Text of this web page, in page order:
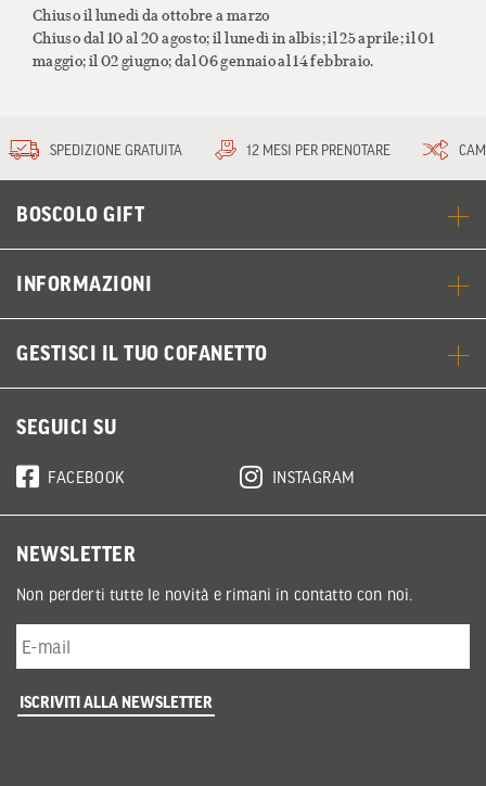
Chiuso il lunedì da ottobre a marzo
Chiuso dal 10 al 20 agosto; il lunedì in albis; il 25 aprile; il 01
maggio; il 02 giugno; dal 06 gennaio al 14 febbraio.
SPEDIZIONE GRATUITA 12 MESI PER PRENOTARE
BOSCOLO GIFT
INFORMAZIONI
GESTISCI IL TUO COFANETTO
SEGUICI SU
FACEBOOK INSTAGRAM
NEWSLETTER
Non perderti tutte le novità e rimani in contatto con noi.
ISCRIVITI ALLA NEWSLETTER